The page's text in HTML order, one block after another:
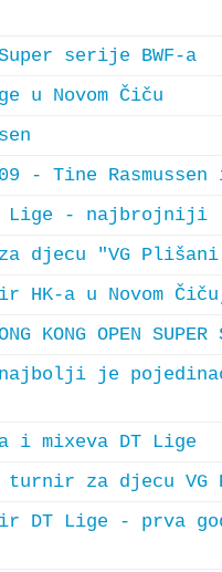
serije BWF-a
u Novom Čiču
- Tine
Lige - najbrojniji
djecu "VG Plišani
HK-a u Novom
KONG OPEN
je
i mixeva DT Lige
turnir za djecu VG
DT Lige - prva